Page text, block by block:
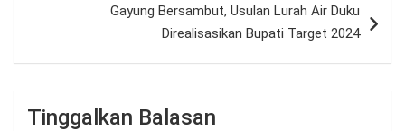
Gayung Bersambut, Usulan Lurah Air Duku
Direalisasikan Bupati Target 2024
Tinggalkan Balasan